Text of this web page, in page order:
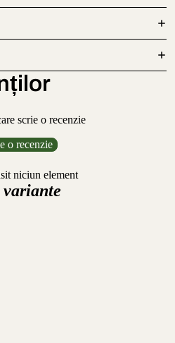
scrie o recenzie
o recenzie
niciun element